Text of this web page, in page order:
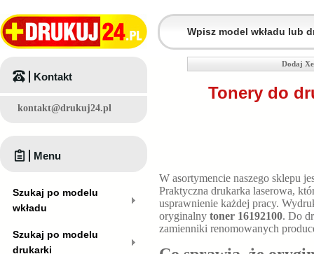
Dodaj
Tonery do
W asortymencie naszego sklepu
Praktyczna drukarka laserowa,
usprawnienie każdej pracy.
oryginalny toner 16192100. Do
zamienniki renomowanych
Kontakt
kontakt@drukuj24.pl
Menu
Szukaj po modelu
wkładu
Szukaj po modelu
drukarki